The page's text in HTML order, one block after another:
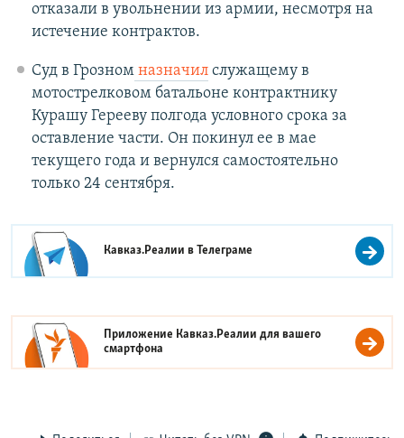
отказали в увольнении из армии, несмотря на
истечение контрактов.
Суд в Грозномназначилслужащему в
мотострелковом батальоне контрактнику
Курашу Герееву полгода условного срока за
оставление части. Он покинул ее в мае
текущего года и вернулся самостоятельно
только 24 сентября.
Кавказ.Реалии вТелеграме
Приложение Кавказ.Реалии для вашего
смартфона